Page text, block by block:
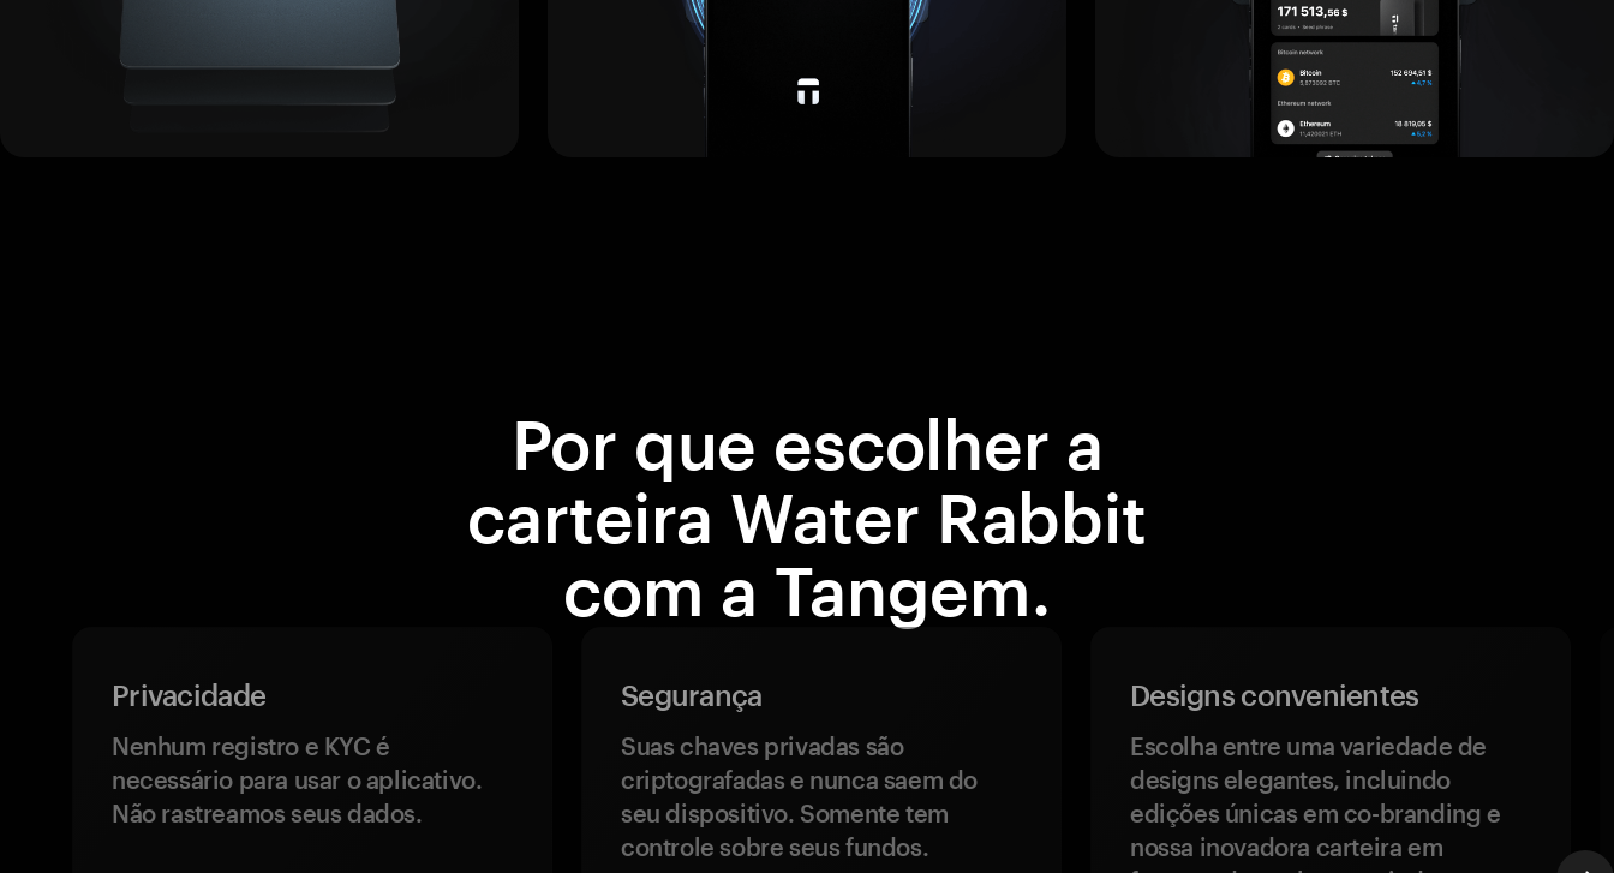
Por que escolher a
carteira Water Rabbit
com a Tangem.
Privacidade
Nenhum registro e KYC é
necessário para usar o aplicativo.
Não rastreamos seus dados.
Segurança
Suas chaves privadas são
criptografadas e nunca saem do
seu dispositivo. Somente tem
controle sobre seus fundos.
Designs convenientes
Escolha entre uma variedade de
designs elegantes, incluindo
edições únicas em co-branding e
nossa inovadora carteira em